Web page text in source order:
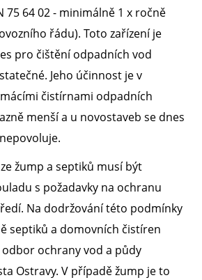
75 64 02 - minimálně 1 x ročně
řádu). Toto zařízení je
pro čištění odpadních vod
Jeho účinnost je v
čistírnami odpadních
menší a u novostaveb se dnes
ze žump a septiků musí být
s požadavky na ochranu
Na dodržování této podmínky
septiků a domovních čistíren
ochrany vod a půdy
Ostravy. V případě žump je to